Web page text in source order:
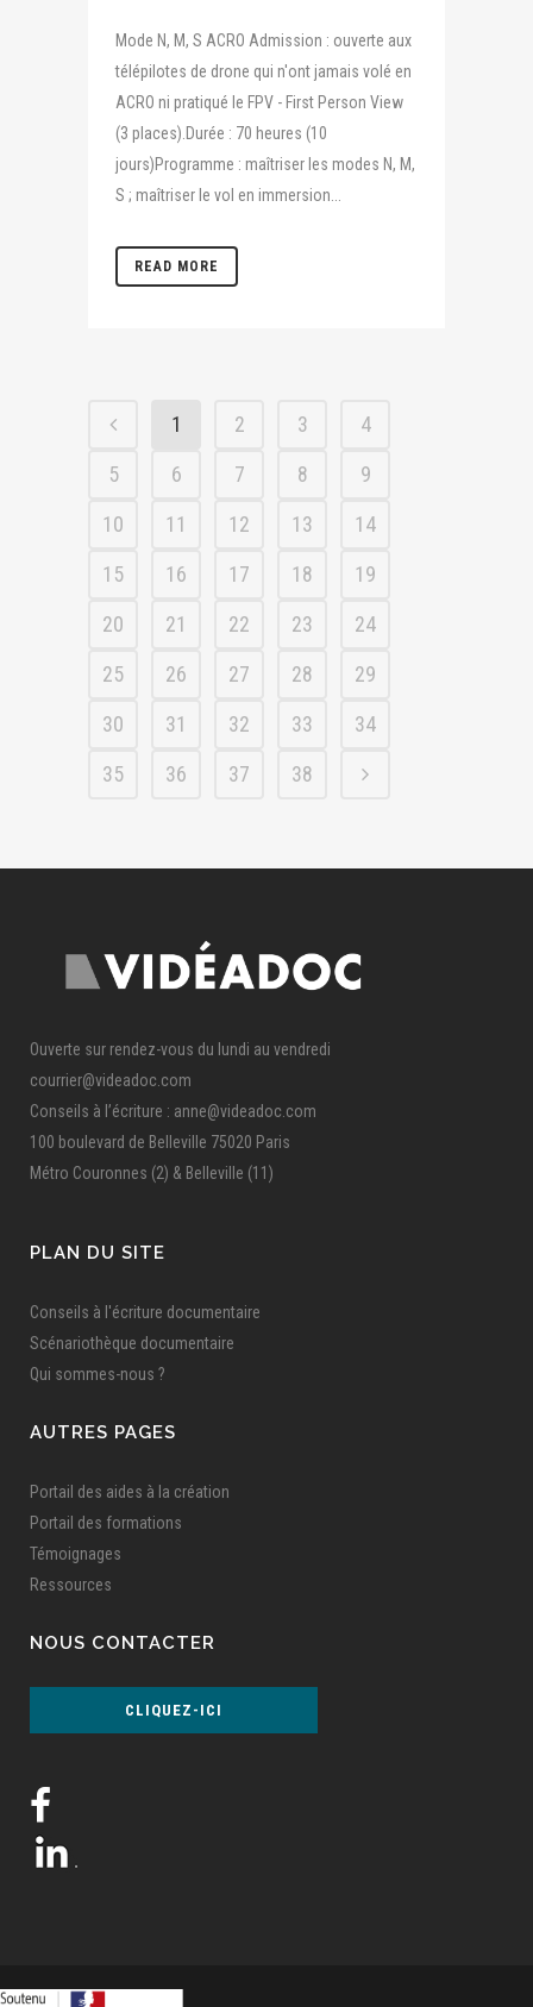
Mode N, M, S ACRO Admission : ouverte aux
télépilotes de drone qui n'ont jamais volé en
ACRO ni pratiqué le FPV - First Person View
(3 places).Durée : 70 heures (10
jours)Programme : maîtriser les modes N, M,
S ; maîtriser le vol en immersion...
READ MORE
1 2 3
4
5
6 7 8
9
10
11 12 13
14
15
16 17 18
19
20
21 22 23
24
25
26 27 28
29
30
31 32 33
34
35
36 37 38
Ouverte sur rendez-vous du lundi au vendredi
courrier@videadoc.com
Conseils à l’écriture : anne@videadoc.com
100 boulevard de Belleville 75020 Paris
Métro Couronnes (2) & Belleville (11)
PLAN DU SITE
Conseils à l'écriture documentaire
Scénariothèque documentaire
Qui sommes-nous ?
AUTRES PAGES
Portail des aides à la création
Portail des formations
Témoignages
Ressources
NOUS CONTACTER
CLIQUEZ-ICI